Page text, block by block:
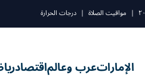
| مواقيت الصلاة | درجات الحرارة
الإماراتعرب وعالماقتصاد